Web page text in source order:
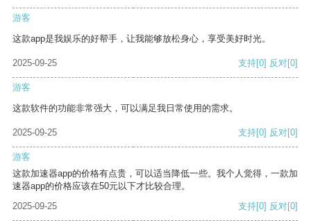
游客
这款app是我娱乐的好帮手，让我能够放松身心，享受美好时光。
2025-09-25 支持[0] 反对[0]
游客
这款软件的功能非常强大，可以满足我日常使用的需求。
2025-09-25 支持[0] 反对[0]
游客
这款加速器app的价格有点贵，可以适当降低一些。我个人觉得，一款加
速器app的价格应该在50元以下才比较合理。
2025-09-25
支持[0] 反对[0]